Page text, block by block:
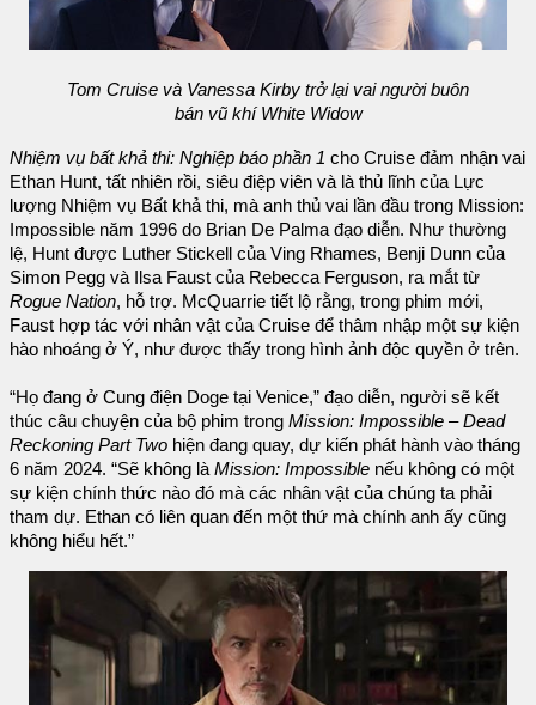
Tom Cruise và Vanessa Kirby trở lại vai người buôn
bán vũ khí White Widow
Nhiệm vụ bất khả thi: Nghiệp báo phần 1 cho Cruise đảm nhận vai
Ethan Hunt, tất nhiên rồi, siêu điệp viên và là thủ lĩnh của Lực
lượng Nhiệm vụ Bất khả thi, mà anh thủ vai lần đầu trong Mission:
Impossible năm 1996 do Brian De Palma đạo diễn. Như thường
lệ, Hunt được Luther Stickell của Ving Rhames, Benji Dunn của
Simon Pegg và Ilsa Faust của Rebecca Ferguson, ra mắt từ
Rogue Nation, hỗ trợ. McQuarrie tiết lộ rằng, trong phim mới,
Faust hợp tác với nhân vật của Cruise để thâm nhập một sự kiện
hào nhoáng ở Ý, như được thấy trong hình ảnh độc quyền ở trên.
“Họ đang ở Cung điện Doge tại Venice,” đạo diễn, người sẽ kết
thúc câu chuyện của bộ phim trong Mission: Impossible – Dead
Reckoning Part Two hiện đang quay, dự kiến phát hành vào tháng
6 năm 2024. “Sẽ không là Mission: Impossible nếu không có một
sự kiện chính thức nào đó mà các nhân vật của chúng ta phải
tham dự. Ethan có liên quan đến một thứ mà chính anh ấy cũng
không hiểu hết.”